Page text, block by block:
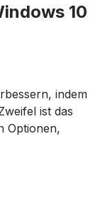
10
indem
ist das
Optionen,